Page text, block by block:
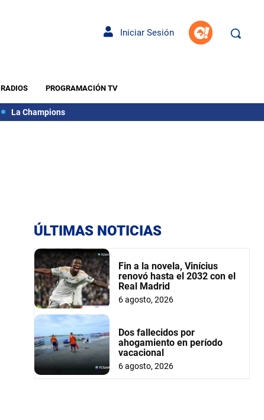
Iniciar Sesión
RADIOS PROGRAMACIÓN TV
La Champions
ÚLTIMAS NOTICIAS
Fin a la novela, Vinícius
renovó hasta el 2032 con el
Real Madrid
6 agosto, 2026
Dos fallecidos por
ahogamiento en período
vacacional
6 agosto, 2026